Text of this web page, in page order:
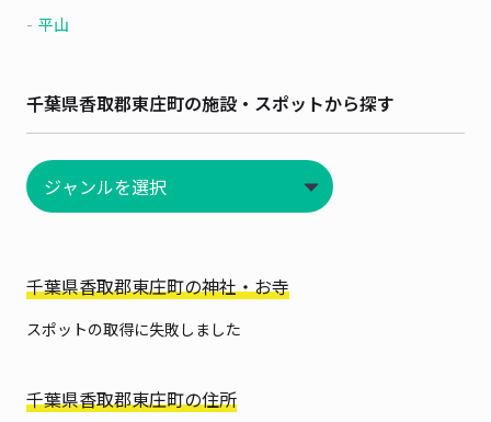
平山
千葉県香取郡東庄町の施設・スポットから探す
千葉県香取郡東庄町の神社・お寺
スポットの取得に失敗しました
千葉県香取郡東庄町の住所